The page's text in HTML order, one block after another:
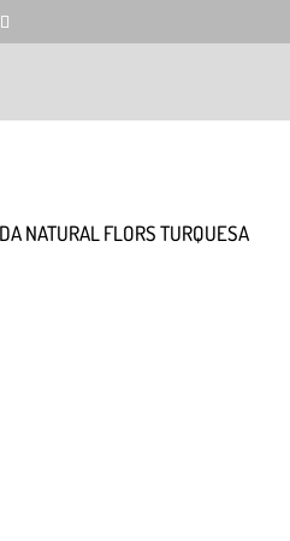
NATURAL FLORS TURQUESA